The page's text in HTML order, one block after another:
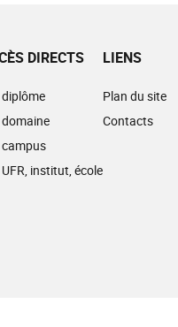
DIRECTS
campus
institut, école
LIENS
Plan du site
Contacts